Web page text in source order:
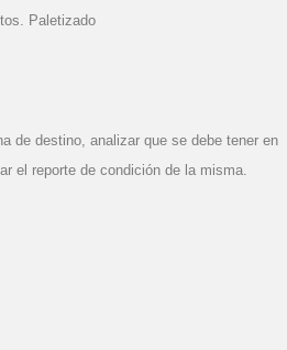
Paletizado
de destino, analizar que se debe tener en
el reporte de condición de la misma.